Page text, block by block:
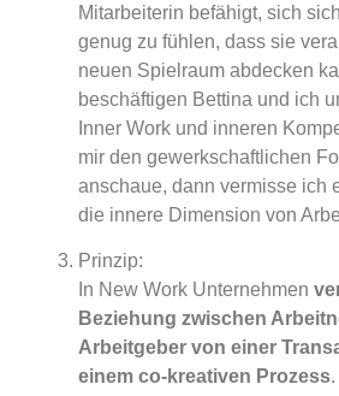
Mitarbeiterin befähigt, sich
genug zu fühlen, dass sie
neuen Spielraum abdecken
beschäftigen Bettina und ich
Inner Work und inneren
mir den gewerkschaftlichen
anschaue, dann vermisse ich
die innere Dimension von
Prinzip:
In New Work Unternehmen
Beziehung zwischen
Arbeitgeber von einer
einem co-kreativen Prozess